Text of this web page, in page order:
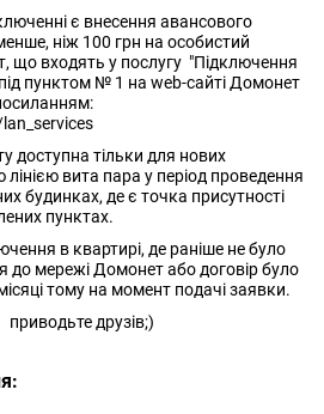
є внесення авансового
ніж 100 грн на особистий
що входять у послугу "Підключення
пунктом № 1 на web-сайті Домонет
доступна тільки для нових
вита пара у період проведення
будинках, де є точка присутності
пунктах.
в квартирі, де раніше не було
до мережі Домонет або договір було
тому на момент подачі заявки.
друзів;)